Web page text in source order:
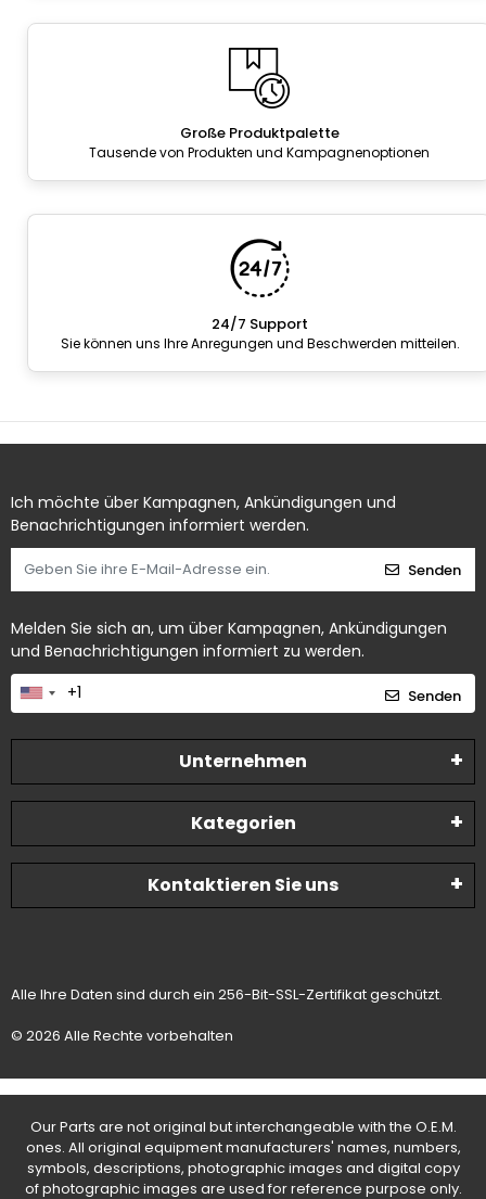
Große Produktpalette
Tausende von Produkten und Kampagnenoptionen
24/7 Support
Sie können uns Ihre Anregungen und Beschwerden mitteilen.
Ich möchte über Kampagnen, Ankündigungen und
Benachrichtigungen informiert werden.
Senden
Melden Sie sich an, um über Kampagnen, Ankündigungen
und Benachrichtigungen informiert zu werden.
Senden
Unternehmen
Kategorien
Kontaktieren Sie uns
Alle Ihre Daten sind durch ein 256-Bit-SSL-Zertifikat geschützt.
© 2026 Alle Rechte vorbehalten
Our Parts are not original but interchangeable with the O.E.M.
ones. All original equipment manufacturers' names, numbers,
symbols, descriptions, photographic images and digital copy
of photographic images are used for reference purpose only.